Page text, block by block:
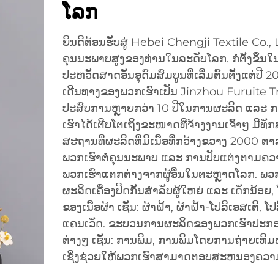
ໂລກ
ຍິນດີຕ້ອນຮັບສູ່ Hebei Chengji Textile Co.,
ຄຸນນະພາບສູງຂອງທ່ານໃນລະດັບໂລກ. ກໍ່ຕັ້ງຂຶ້ນໃ
ປະຫວັດສາດອັນອຸດົມສົມບູນທີ່ເລີ່ມຕົ້ນຕັ້ງແຕ່ປີ
ເດີນທາງຂອງພວກເຮົາເປັນ Jinzhou Furuite
ປະສົບການຫຼາຍກວ່າ 10 ປີໃນການຜະລິດ ແລະ
ເຮົາໄດ້ເຕີບໂຕເຖິງຂະໜາດທີ່ຈ້າງງານເຈົ້າໆ ມີ
ສະຖານທີ່ຜະລິດທີ່ມີເນື້ອທີ່ກວ້າງຂວາງ 2000 ຕ
ພວກເຮົາຕໍ່ຄຸນນະພາບ ແລະ ການປັບແຕ່ງຕາມຄ
ພວກເຮົາແຕກຕ່າງຈາກຜູ້ອື່ນໃນຕະຫຼາດໂລກ. ພວ
ຜະລິດເຄື່ອງປິດກັ້ນສຳລັບຜູ້ໃຫຍ່ ແລະ ເດັກນ້ອຍ,
ຂອງເນື້ອຜ້າ ເຊັ່ນ: ຜ້າຝ້າ, ຜ້າຝ້າ-ໂປລີເອສເຕີ, ໂ
ແຄນເວັດ. ຂະບວນການຜະລິດຂອງພວກເຮົາປະ
ຕ່າງໆ ເຊັ່ນ: ການພິມ, ການພິມໂດຍການຖ່າຍເທີ
ເຊິ່ງຊ່ວຍໃຫ້ພວກເຮົາສາມາດຕອບສະຫນອງຄວ